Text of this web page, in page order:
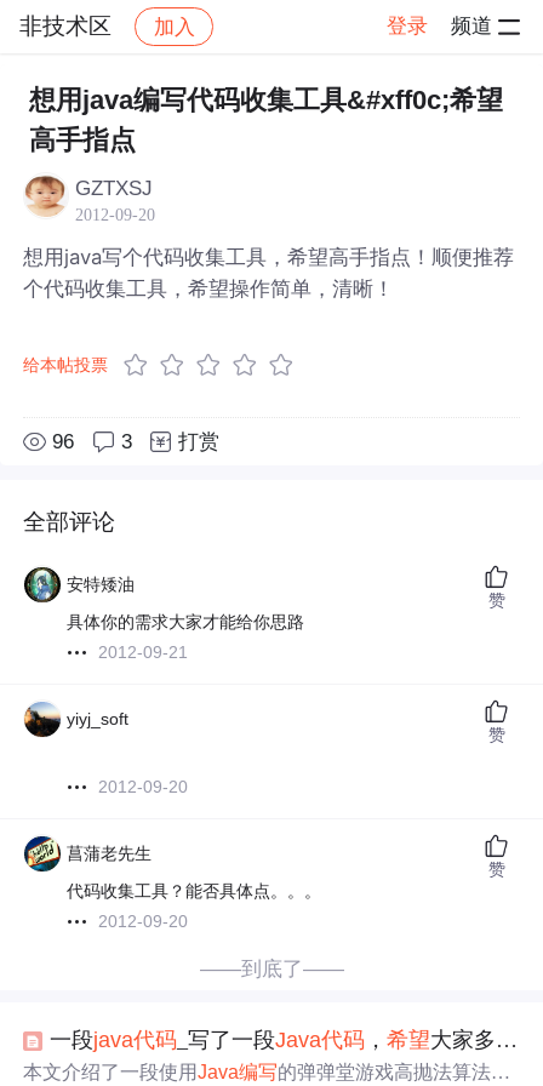
非技术区 加入 登录 频道
社区 非技术区 帖子详情
想用java编写代码收集工具&#xff0c;希望
高手指点
GZTXSJ
2012-09-20
想用java写个代码收集工具，希望高手指点！顺便推荐
个代码收集工具，希望操作简单，清晰！
给本帖投票
96 3 打赏
全部评论
安特矮油
具体你的需求大家才能给你思路
2012-09-21
赞
yiyj_soft
2012-09-20
赞
菖蒲老先生
代码收集工具？能否具体点。。。
2012-09-20
赞
——到底了——
一段java代码 _写了一段Java代码 ，希望大家多多
本文介绍了一段使用Java编写的弹弹堂游戏高抛法算法，